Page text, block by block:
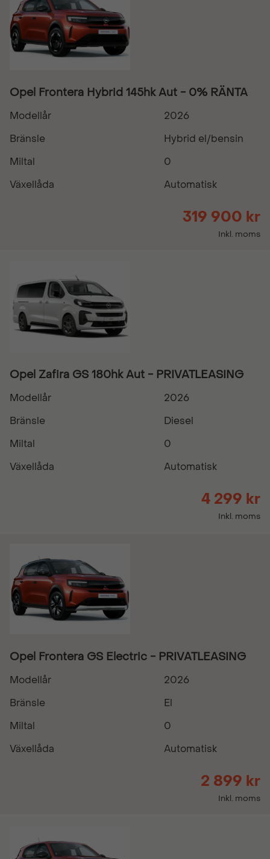
Opel Frontera Hybrid 145hk Aut - 0% RÄNTA
Modellår
2026
Bränsle
Hybrid el/bensin
Miltal
0
Växellåda
Automatisk
319 900 kr
Inkl. moms
Opel Zafira GS 180hk Aut - PRIVATLEASING
Modellår
2026
Bränsle
Diesel
Miltal
0
Växellåda
Automatisk
4 299 kr
Inkl. moms
Opel Frontera GS Electric - PRIVATLEASING
Modellår
2026
Bränsle
El
Miltal
0
Växellåda
Automatisk
2 899 kr
Inkl. moms